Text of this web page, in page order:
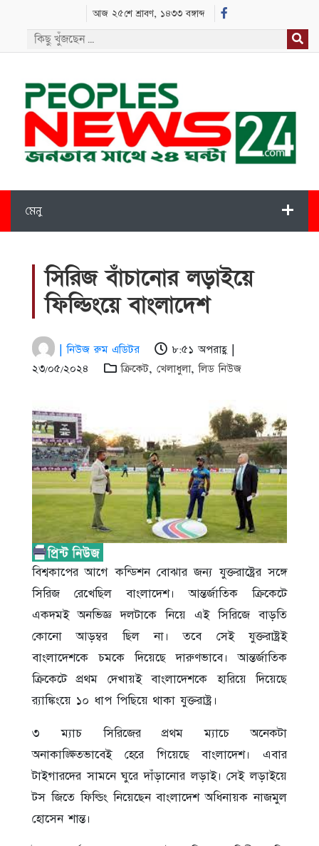
আজ ২৫শে শ্রাবণ, ১৪৩৩ বঙ্গাব্দ
মেনু
সিরিজ বাঁচানোর লড়াইয়ে
ফিল্ডিংয়ে বাংলাদেশ
| নিউজ রুম এডিটর
৮:৫১ অপরাহ্ণ |
২৩/০৫/২০২৪
ক্রিকেট, খেলাধুলা,লিড নিউজ
বিশ্বকাপের আগে কন্ডিশন বোঝার জন্য যুক্তরাষ্ট্রের সঙ্গে
সিরিজ রেখেছিল বাংলাদেশ। আন্তর্জাতিক ক্রিকেটে
একদমই অনভিজ্ঞ দলটাকে নিয়ে এই সিরিজে বাড়তি
কোনো আড়ম্বর ছিল না। তবে সেই যুক্তরাষ্ট্রই
বাংলাদেশকে চমকে দিয়েছে দারুণভাবে। আন্তর্জাতিক
ক্রিকেটে প্রথম দেখায়ই বাংলাদেশকে হারিয়ে দিয়েছে
র‍্যাঙ্কিংয়ে ১০ ধাপ পিছিয়ে থাকা যুক্তরাষ্ট্র।
৩ ম্যাচ সিরিজের প্রথম ম্যাচে অনেকটা
অনাকাঙ্ক্ষিতভাবেই হেরে গিয়েছে বাংলাদেশ। এবার
টাইগারদের সামনে ঘুরে দাঁড়ানোর লড়াই। সেই লড়াইয়ে
টস জিতে ফিল্ডিং নিয়েছেন বাংলাদেশ অধিনায়ক নাজমুল
হোসেন শান্ত।